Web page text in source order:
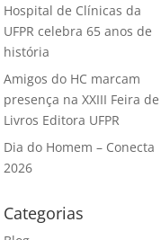
Hospital de Clínicas da
UFPR celebra 65 anos de
história
Amigos do HC marcam
presença na XXIII Feira de
Livros Editora UFPR
Dia do Homem – Conecta
2026
Categorias